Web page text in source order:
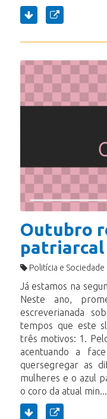
Outubro
patriarcal
Politícia e Sociedade
Já estamos na
Neste ano,
escreverianada
tempos que este
três motivos: 1.
acentuando a
quersegregar as
mulheres e o azul
o coro da atual min...